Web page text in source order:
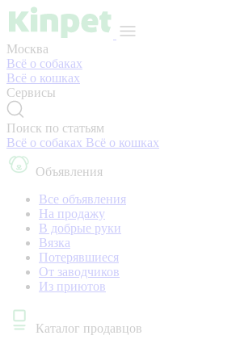
Москва
Всё о собаках
Всё о кошках
Сервисы
Поиск по статьям
Всё о собаках Всё о кошках
Объявления
Все объявления
На продажу
В добрые руки
Вязка
Потерявшиеся
От заводчиков
Из приютов
Каталог продавцов